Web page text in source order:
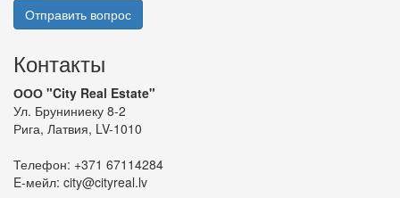
Отправить вопрос
Контакты
ООО "City Real Estate"
Ул. Бруниниеку 8-2
Рига, Латвия, LV-1010
Телефон: +371 67114284
E-мейл: city@cityreal.lv